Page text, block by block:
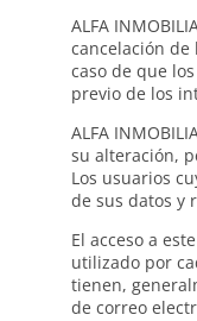
ALFA
cancelación
caso de que
previo de los
ALFA
su alteración,
Los usuarios
de sus datos y
El acceso a
utilizado por
tienen,
de correo